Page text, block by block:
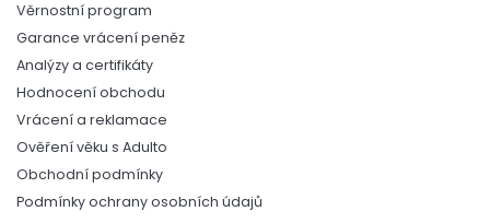
Věrnostní program
Garance vrácení peněz
Analýzy a certifikáty
Hodnocení obchodu
Vrácení a reklamace
Ověření věku s Adulto
Obchodní podmínky
Podmínky ochrany osobních údajů